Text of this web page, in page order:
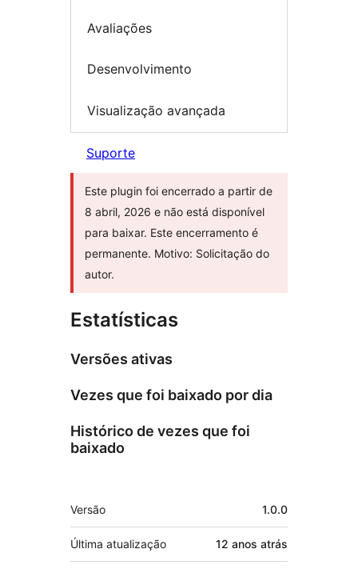
Avaliações
Desenvolvimento
Visualização avançada
Suporte
Este plugin foi encerrado a partir de
8 abril, 2026 e não está disponível
para baixar. Este encerramento é
permanente. Motivo: Solicitação do
autor.
Estatísticas
Versões ativas
Vezes que foi baixado por dia
Histórico de vezes que foi
baixado
Meta
Versão 1.0.0
Última atualização 12 anos atrás